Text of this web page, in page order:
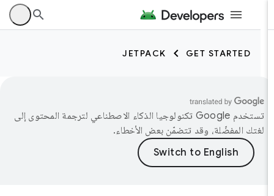
GET STARTED
JETPACK
تستخدم Google تكنولوجيا الذكاء الاصطناعي لترجمة المحتوى إلى
لغتك المفضّلة، وقد تتضمّن بعض الأخطاء.